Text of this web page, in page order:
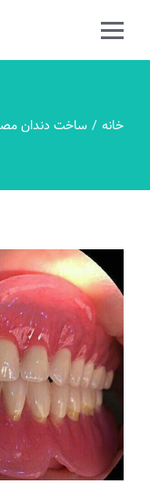
خانه ساخت دندان